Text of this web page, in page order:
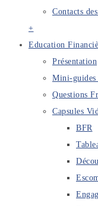
Contacts
+
Education
Présentation
Mini-guides
Questions
Capsules
BFR